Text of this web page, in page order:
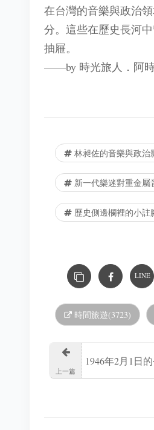
在台灣的音樂與政治
分。這些在歷史長河
抽屜。
——by 時光旅人．阿
林昶佐的音樂與政治
新一代樂迷對重金屬
歷史側邊欄裡的小註
LINE
時間旅遊(3723)
上一篇
1946年2月1日